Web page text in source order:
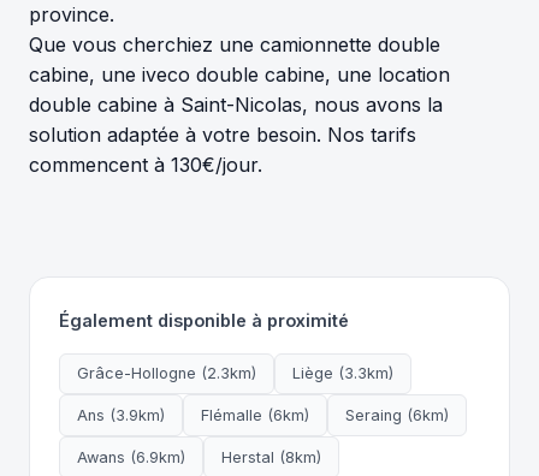
province.
Que vous cherchiez une camionnette double
cabine, une iveco double cabine, une location
double cabine à Saint-Nicolas, nous avons la
solution adaptée à votre besoin. Nos tarifs
commencent à 130€/jour.
Également disponible à proximité
Grâce-Hollogne (2.3km) Liège (3.3km)
Ans (3.9km) Flémalle (6km) Seraing (6km)
Awans (6.9km) Herstal (8km)